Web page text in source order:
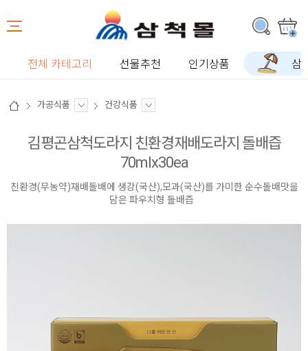
전체 카테고리 선물추천 인기상품 삼
가공식품 건강식품
김평곤삼척도라지 친환경재배도라지 돌배즙
70mlx30ea
친환경(무농약)재배돌배에 생강(국산),모과(국산)를 가미한 순수돌배맛을
담은 파우치형 돌배즙